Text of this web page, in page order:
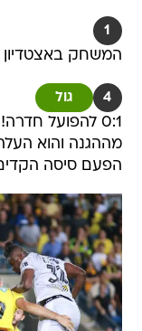
1
המשחק באצטדיון
4 גול
0:1 להפועל
מההגנה והוא
הפעם סיסה